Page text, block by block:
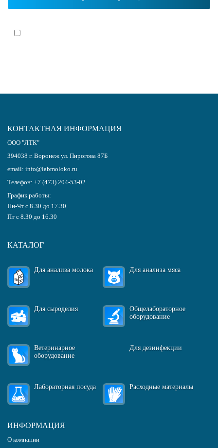
КОНТАКТНАЯ ИНФОРМАЦИЯ
ООО "ЛТК"
394038 г. Воронеж ул. Пирогова 87Б
email: info@labmoloko.ru
Телефон: +7 (473) 204-53-02
График работы:
Пн-Чт с 8.30 до 17.30
Пт с 8.30 до 16.30
КАТАЛОГ
Для анализа молока Для анализа мяса
Для сыроделия
Общелабораторное
оборудование
Ветеринарное
оборудование
Для дезинфекции
Лабораторная посуда Расходные материалы
ИНФОРМАЦИЯ
О компании